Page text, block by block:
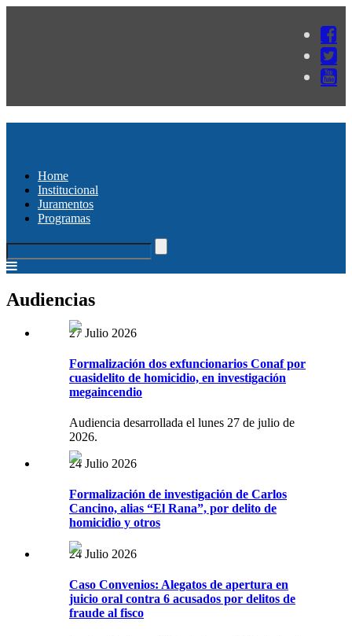
Home
Institucional
Juramentos
Programas
Audiencias
27 Julio 2026
Formalización dos exfuncionarios Conaf por
cuasidelito de homicidio, en investigación
megaincendio
Audiencia desarrollada el lunes 27 de julio de
2026.
24 Julio 2026
Formalización de investigación de Carlos
Cancino, alias “El Rana”, por delito de
homicidio y otros
24 Julio 2026
Caso Convenios: Alegatos de apertura en
juicio oral contra 6 acusados por delitos de
fraude al fisco